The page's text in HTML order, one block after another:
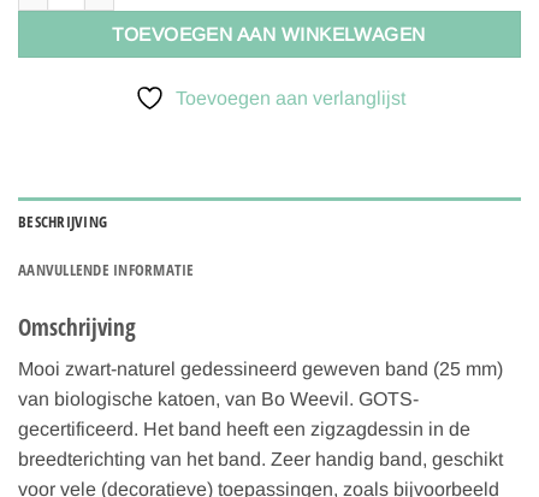
TOEVOEGEN AAN WINKELWAGEN
Toevoegen aan verlanglijst
BESCHRIJVING
AANVULLENDE INFORMATIE
Omschrijving
Mooi zwart-naturel gedessineerd geweven band (25 mm)
van biologische katoen, van Bo Weevil. GOTS-
gecertificeerd. Het band heeft een zigzagdessin in de
breedterichting van het band. Zeer handig band, geschikt
voor vele (decoratieve) toepassingen, zoals bijvoorbeeld